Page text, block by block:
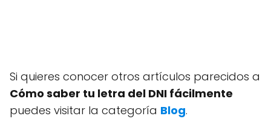
Si quieres conocer otros artículos parecidos a
Cómo saber tu letra del DNI fácilmente
puedes visitar la categoría Blog.